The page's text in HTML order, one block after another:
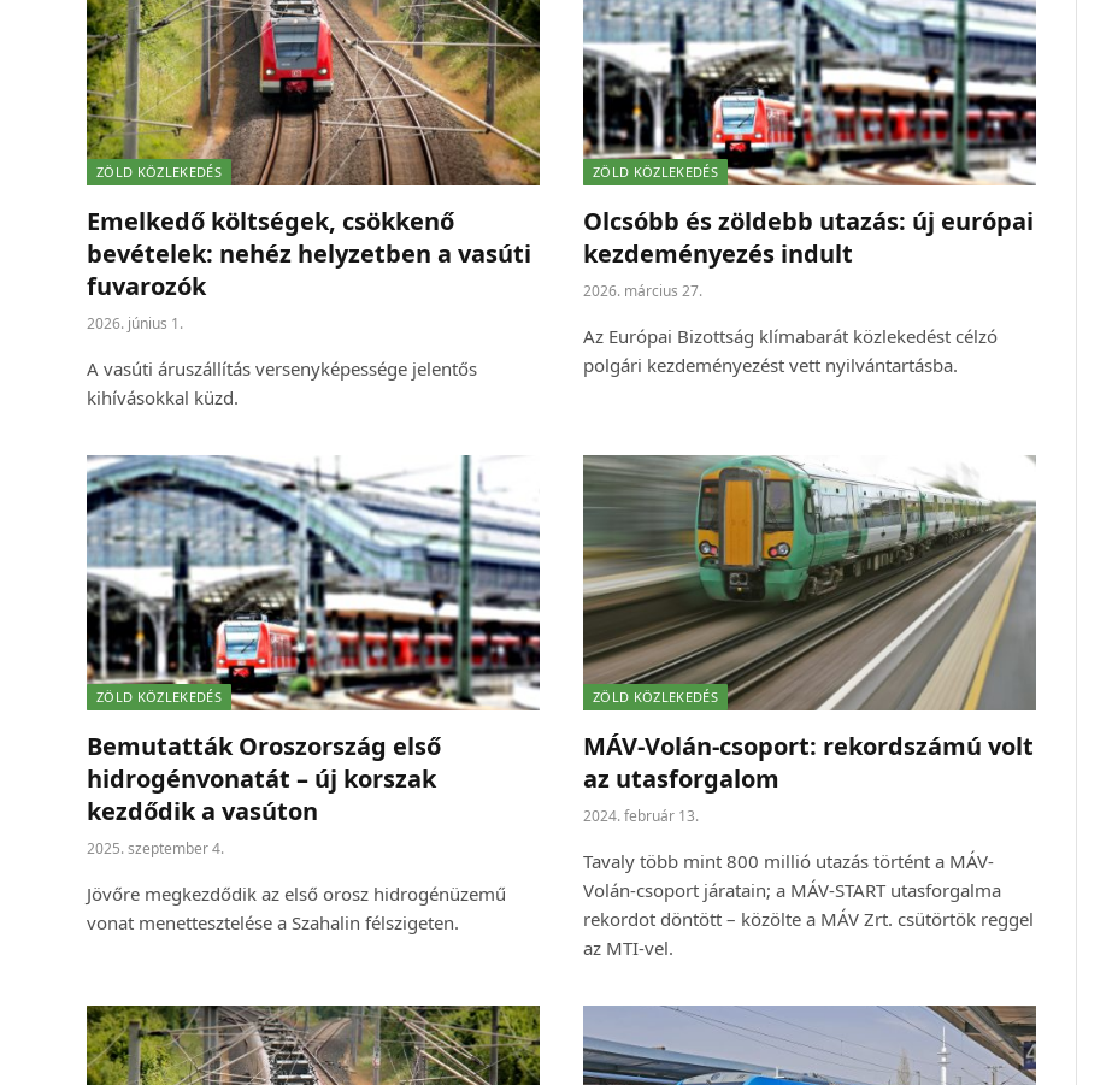
ZÖLD KÖZLEKEDÉS
Emelkedő költségek, csökkenő
bevételek: nehéz helyzetben a vasúti
fuvarozók
2026. június 1.
A vasúti áruszállítás versenyképessége jelentős
kihívásokkal küzd.
ZÖLD KÖZLEKEDÉS
Olcsóbb és zöldebb utazás: új európai
kezdeményezés indult
2026. március 27.
Az Európai Bizottság klímabarát közlekedést célzó
polgári kezdeményezést vett nyilvántartásba.
ZÖLD KÖZLEKEDÉS
Bemutatták Oroszország első
hidrogénvonatát – új korszak
kezdődik a vasúton
2025. szeptember 4.
Jövőre megkezdődik az első orosz hidrogénüzemű
vonat menettesztelése a Szahalin félszigeten.
ZÖLD KÖZLEKEDÉS
MÁV-Volán-csoport: rekordszámú volt
az utasforgalom
2024. február 13.
Tavaly több mint 800 millió utazás történt a MÁV-
Volán-csoport járatain; a MÁV-START utasforgalma
rekordot döntött – közölte a MÁV Zrt. csütörtök reggel
az MTI-vel.